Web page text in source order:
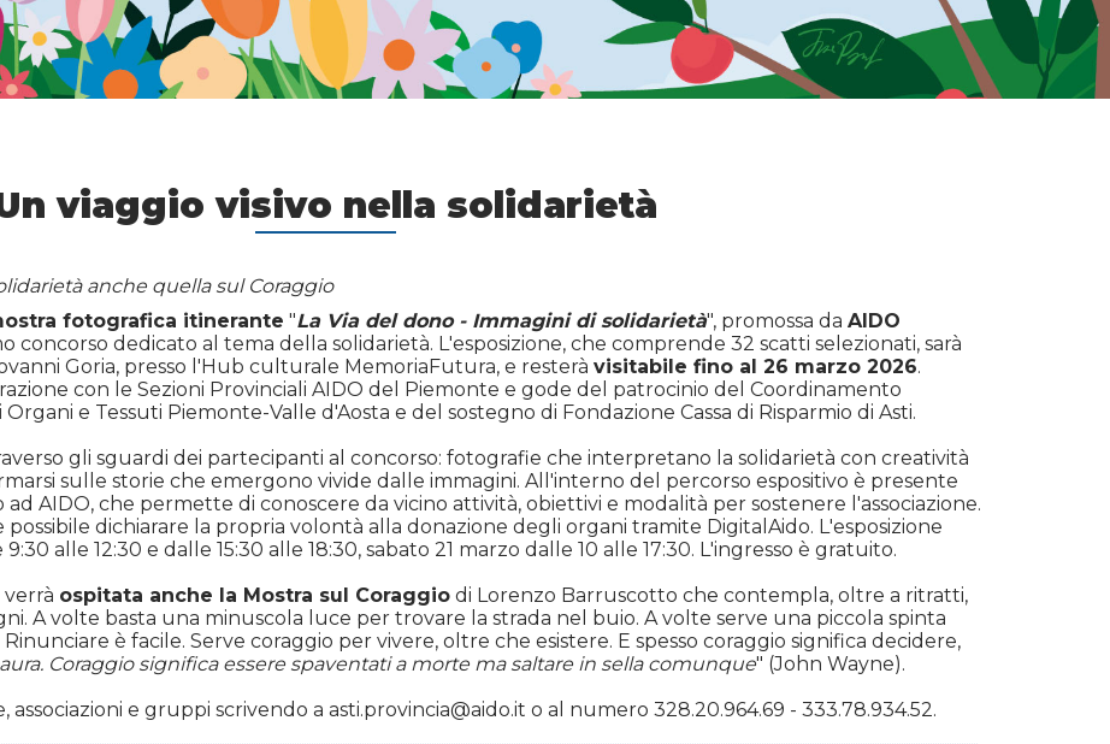
viaggio visivo nella solidarietà
anche quella sul Coraggio
fotografica itinerante "La Via del dono - Immagini di solidarietà", promossa da AIDO
concorso dedicato al tema della solidarietà. L'esposizione, che comprende 32 scatti selezionati, sarà
Goria, presso l'Hub culturale MemoriaFutura, e resterà visitabile fino al 26 marzo 2026.
con le Sezioni Provinciali AIDO del Piemonte e gode del patrocinio del Coordinamento
e Tessuti Piemonte-Valle d'Aosta e del sostegno di Fondazione Cassa di Risparmio di Asti.
gli sguardi dei partecipanti al concorso: fotografie che interpretano la solidarietà con creatività
sulle storie che emergono vivide dalle immagini. All'interno del percorso espositivo è presente
AIDO, che permette di conoscere da vicino attività, obiettivi e modalità per sostenere l'associazione.
dichiarare la propria volontà alla donazione degli organi tramite DigitalAido. L'esposizione
alle 12:30 e dalle 15:30 alle 18:30, sabato 21 marzo dalle 10 alle 17:30. L'ingresso è gratuito.
ospitata anche la Mostra sul Coraggio di Lorenzo Barruscotto che contempla, oltre a ritratti,
A volte basta una minuscola luce per trovare la strada nel buio. A volte serve una piccola spinta
è facile. Serve coraggio per vivere, oltre che esistere. E spesso coraggio significa decidere,
Coraggio significa essere spaventati a morte ma saltare in sella comunque" (John Wayne).
e gruppi scrivendo a asti.provincia@aido.it o al numero 328.20.964.69 - 333.78.934.52.